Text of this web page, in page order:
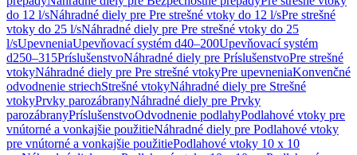
do 12 l/sNáhradné diely pre Pre strešné vtoky do 12 l/sPre strešné
vtoky do 25 l/sNáhradné diely pre Pre strešné vtoky do 25
l/sUpevneniaUpevňovací systém d40–200Upevňovací systém
d250–315PríslušenstvoNáhradné diely pre PríslušenstvoPre strešné
vtokyNáhradné diely pre Pre strešné vtokyPre upevneniaKonvenčné
odvodnenie striechStrešné vtokyNáhradné diely pre Strešné
vtokyPrvky parozábranyNáhradné diely pre Prvky
parozábranyPríslušenstvoOdvodnenie podlahyPodlahové vtoky pre
vnútorné a vonkajšie použitieNáhradné diely pre Podlahové vtoky
pre vnútorné a vonkajšie použitiePodlahové vtoky 10 x 10